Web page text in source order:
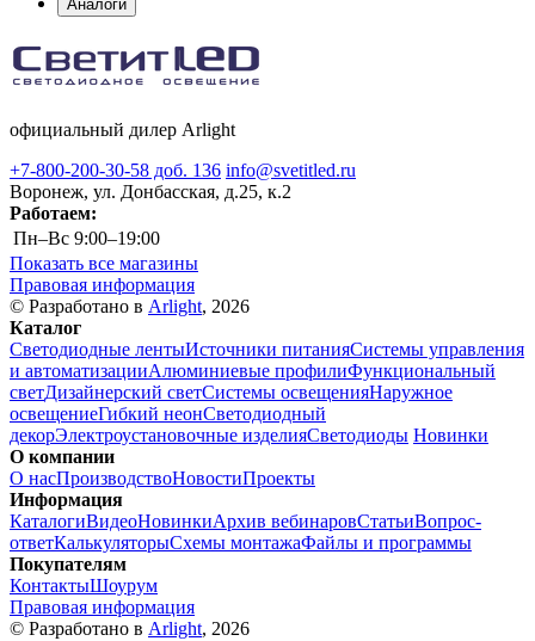
Аналоги
официальный дилер Arlight
+7-800-200-30-58 доб. 136 info@svetitled.ru
Воронеж, ул. Донбасская, д.25, к.2
Работаем:
Пн–Вс 9:00–19:00
Показать все магазины
Правовая информация
© Разработано в Arlight, 2026
Каталог
Светодиодные лентыИсточники питанияСистемы управления
и автоматизацииАлюминиевые профилиФункциональный
светДизайнерский светСистемы освещенияНаружное
освещениеГибкий неонСветодиодный
декорЭлектроустановочные изделияСветодиоды Новинки
О компании
О насПроизводствоНовостиПроекты
Информация
КаталогиВидеоНовинкиАрхив вебинаровСтатьиВопрос-
ответКалькуляторыСхемы монтажаФайлы и программы
Покупателям
КонтактыШоурум
Правовая информация
© Разработано в Arlight, 2026